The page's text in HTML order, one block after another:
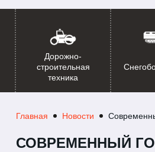
Дорожно-
строительная
техника
Главная Новости
СОВРЕМЕННЫЙ